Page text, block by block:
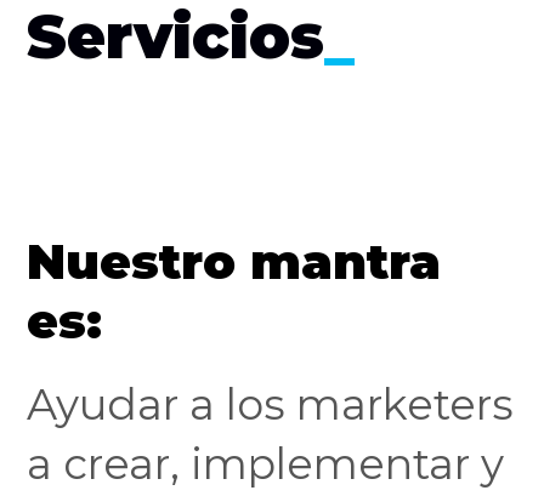
Servicios
Nuestro mantra
es:
Ayudar a los marketers
a crear, implementar y